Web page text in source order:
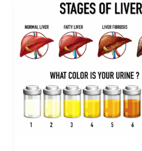
Masculino:
Características,
Beneficios
y
Importancia
para
la